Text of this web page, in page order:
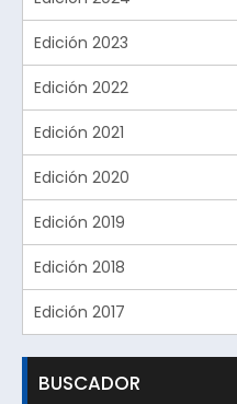
Edición 2023
Edición 2022
Edición 2021
Edición 2020
Edición 2019
Edición 2018
Edición 2017
BUSCADOR